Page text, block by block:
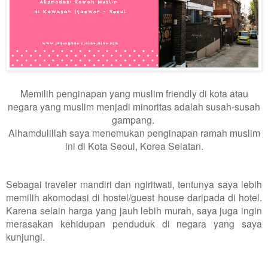
Memilih penginapan yang muslim friendly di kota atau
negara yang muslim menjadi minoritas adalah susah-susah
gampang.
Alhamdulillah saya menemukan penginapan ramah muslim
ini di Kota Seoul, Korea Selatan.
Sebagai traveler mandiri dan ngiritwati, tentunya saya lebih
memilih akomodasi di hostel/guest house daripada di hotel.
Karena selain harga yang jauh lebih murah, saya juga ingin
merasakan kehidupan penduduk di negara yang saya
kunjungi.